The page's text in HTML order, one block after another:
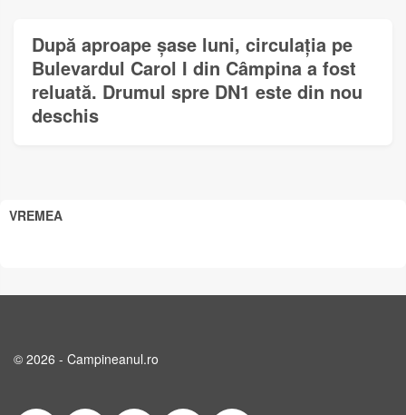
După aproape șase luni, circulația pe
Bulevardul Carol I din Câmpina a fost
reluată. Drumul spre DN1 este din nou
deschis
VREMEA
© 2026 - Campineanul.ro